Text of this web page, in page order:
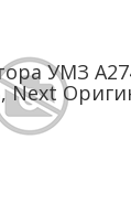
УМЗ
Next